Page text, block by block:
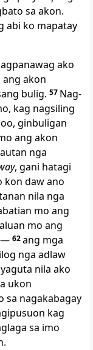
sa akon.
abi ko mapatay
ako
akon
bulig. 57 Nag-
kag nagsiling
ginbuligan
ang akon
nga
, gani hatagi
kon daw ano
nila nga
mo ang
mo ang
62ang mga
nga adlaw
nila ako
ukon
sa nagakabagay
kag
sa imo